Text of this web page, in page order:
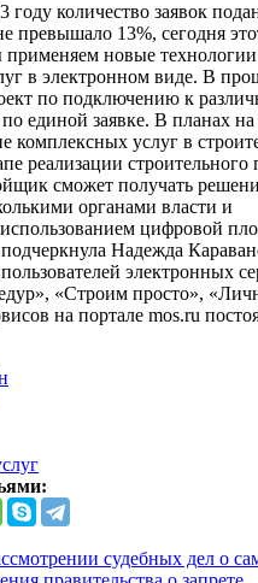
году количество заявок
превышало 13%, сегодня
новые
в электронном виде. В
по подключению к
единой заявке. В планах
комплексных услуг в
реализации строительного
сможет получать
органами власти и
цифровой
Надежда
электронных
«Строим просто»,
на портале mos.ru
судебных дел о